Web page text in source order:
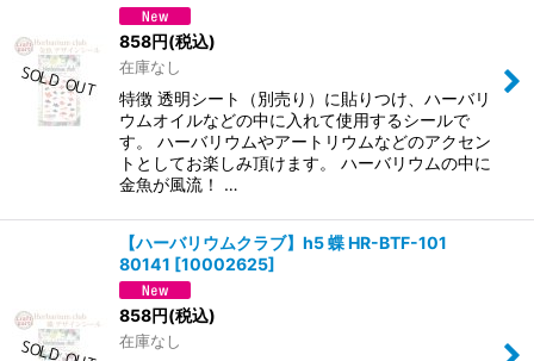
858円(税込)
在庫なし
特徴 透明シート（別売り）に貼りつけ、ハーバリ
ウムオイルなどの中に入れて使用するシールで
す。 ハーバリウムやアートリウムなどのアクセン
トとしてお楽しみ頂けます。 ハーバリウムの中に
金魚が風流！ …
【ハーバリウムクラブ】h5 蝶 HR-BTF-101
80141 [10002625]
858円(税込)
在庫なし